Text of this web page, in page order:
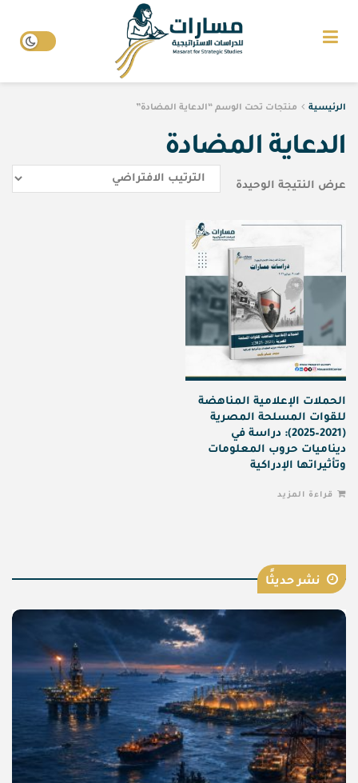
الرئيسية منتجات تحت الوسم “الدعاية المضادة”
الدعاية المضادة
عرض النتيجة الوحيدة
الحملات الإعلامية المناهضة
للقوات المسلحة المصرية
(2021–2025): دراسة في
ديناميات حروب المعلومات
وتأثيراتها الإدراكية
قراءة المزيد
نشر حديثًا